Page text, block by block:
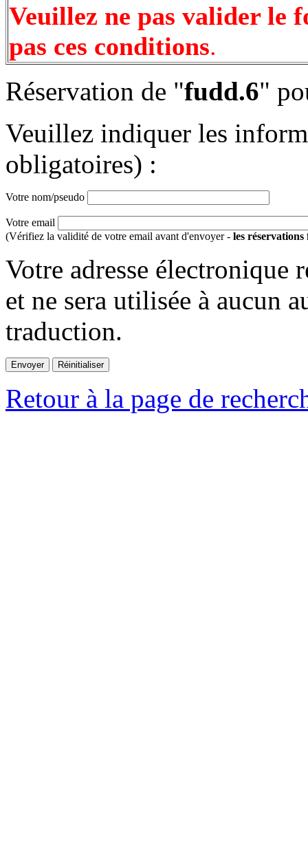
Veuillez ne pas valider le
pas ces conditions.
Réservation de "fudd.6"
Veuillez indiquer les
obligatoires) :
Votre nom/pseudo
Votre email
(Vérifiez la validité de votre email avant d'envoyer - les réservations
Votre adresse électronique
et ne sera utilisée à aucun
traduction.
Retour à la page de